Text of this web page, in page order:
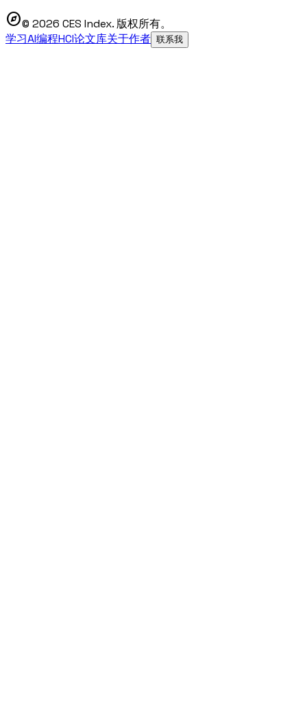
explore© 2026 CES Index. 版权所有。
学习AI编程HCI论文库关于作者 联系我